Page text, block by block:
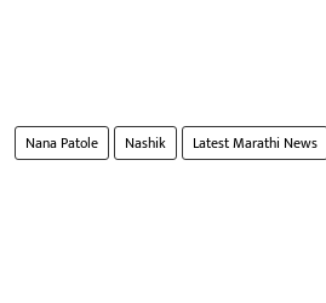
Nana Patole Nashik Latest Marathi News